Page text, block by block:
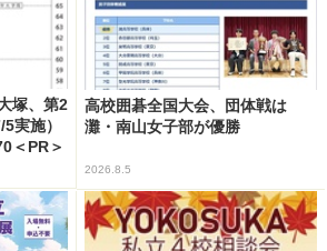
塚、第2
実施）
＜PR＞
高校囲碁全国大会、団体戦は
灘・南山女子部が優勝
2026.8.5